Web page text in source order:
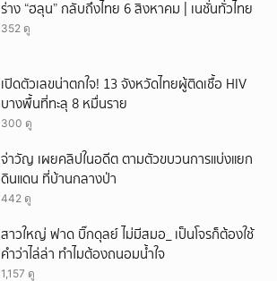
ร่าง “ฮลุน” กลับถึงไทย 6 สิงหาคม | เนชั่นทั่วไทย
352 ดู
เปิดตัวเลขน่าตกใจ! 13 จังหวัดไทยผู้ติดเชื้อ HIV
บางพื้นที่ทะลุ 8 หมื่นราย
300 ดู
จ่าวัญ เผยคลิปในอดีต ตามตัวขบวนการแบ่งแยก
ดินแดน ที่บ้านกลางป่า
442 ดู
สาวใหญ่ ฟาด บิ๊กดุลย์ ไม่มีสมอ_ เป็นโจรก็ต้องใช้
คำว่าไล่ล่า ทำไมต้องถนอมน้ำใจ
1,157 ดู